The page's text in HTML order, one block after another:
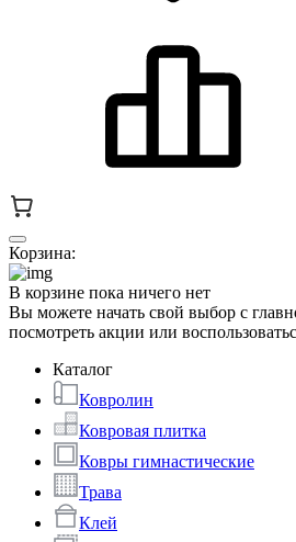
Корзина:
В корзине пока ничего нет
Вы можете начать свой выбор с
посмотреть акции или
Каталог
Ковролин
Ковровая плитка
Ковры гимнастические
Трава
Клей